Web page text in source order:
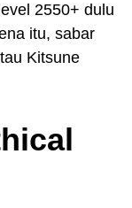
2550+ dulu
itu, sabar
Kitsune